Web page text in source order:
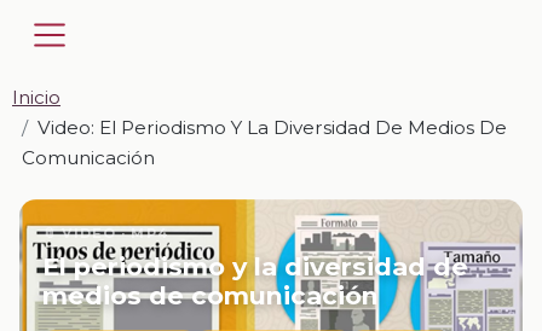
Inicio
Video: El Periodismo Y La Diversidad De Medios De
Comunicación
📎 VIDEO · MP4
El periodismo y la diversidad de
medios de comunicación